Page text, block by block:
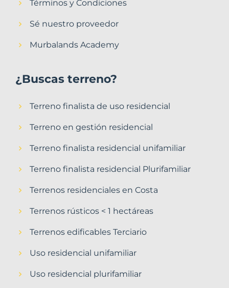
Términos y Condiciones
Sé nuestro proveedor
Murbalands Academy
¿Buscas terreno?
Terreno finalista de uso residencial
Terreno en gestión residencial
Terreno finalista residencial unifamiliar
Terreno finalista residencial Plurifamiliar
Terrenos residenciales en Costa
Terrenos rústicos < 1 hectáreas
Terrenos edificables Terciario
Uso residencial unifamiliar
Uso residencial plurifamiliar